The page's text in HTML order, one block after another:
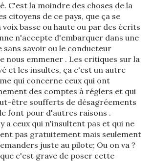
C'est la moindre des choses de la
citoyens de ce pays, que ça se
voix basse ou haute ou par des écrits
n'accepte d'embarquer dans une
sans savoir ou le conducteur
nous emmener . Les critiques sur la
et les insultes, ça c'est un autre
qui concerne ceux qui ont
des comptes à réglers et qui
être soufferts de désagréements
font pour d'autres raisons .
a ceux qui n'insultent pas et qui ne
pas gratuitement mais seulement
juste au pilote; Ou on va ?
c'est grave de poser cette